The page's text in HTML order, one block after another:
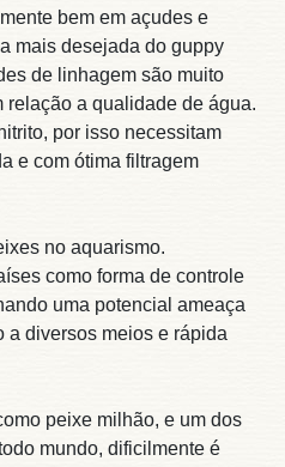
bem em açudes e
mais desejada do guppy
de linhagem são muito
a qualidade de água.
por isso necessitam
e com ótima filtragem
no aquarismo.
como forma de controle
uma potencial ameaça
a diversos meios e rápida
peixe milhão, e um dos
mundo, dificilmente é